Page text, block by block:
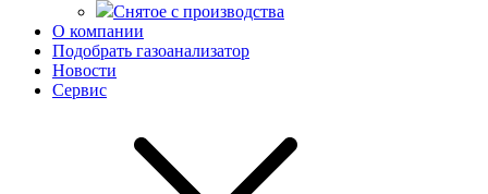
Снятое с производства
О компании
Подобрать газоанализатор
Новости
Сервис